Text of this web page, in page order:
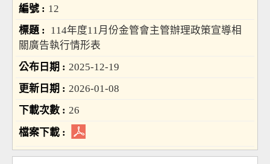
12
114年度11月份金管會主管辦理政策宣導相
關廣告執行情形表
2025-12-19
2026-01-08
26